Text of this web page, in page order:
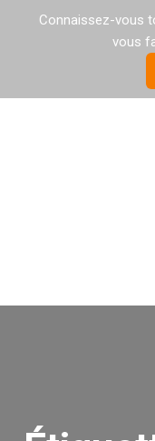
Connaissez-vous
vous